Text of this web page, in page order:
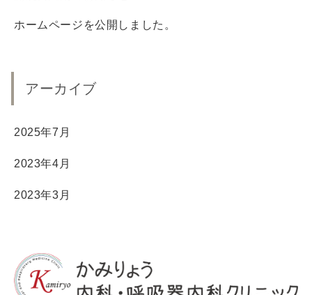
ホームページを公開しました。
アーカイブ
2025年7月
2023年4月
2023年3月